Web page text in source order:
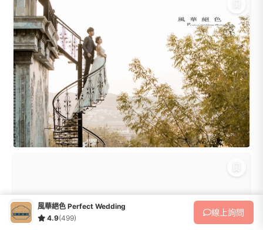
風華絕色 Perfect Wedding
4.9(499)
線上詢問